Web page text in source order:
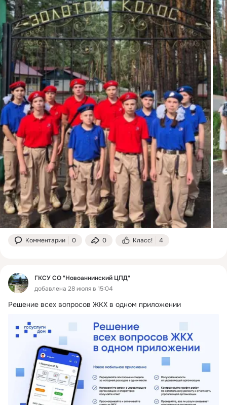
Комментарии 0 0 Класс! 4
ГКСУ СО "Новоаннинский ЦПД"
добавлена 28 июля в 15:04
Решение всех вопросов ЖКХ в одном приложении